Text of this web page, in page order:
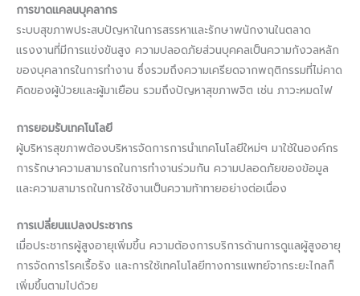
การขาดแคลนบุคลากร
ระบบสุขภาพประสบปัญหาในการสรรหาและรักษาพนักงานในตลาด
แรงงานที่มีการแข่งขันสูง ความปลอดภัยส่วนบุคคลเป็นความกังวลหลัก
ของบุคลากรในการทำงาน ซึ่งรวมถึงความเครียดจากพฤติกรรมที่ไม่คาด
คิดของผู้ป่วยและผู้มาเยือน รวมถึงปัญหาสุขภาพจิต เช่น ภาวะหมดไฟ
การยอมรับเทคโนโลยี
ผู้บริหารสุขภาพต้องบริหารจัดการการนำเทคโนโลยีใหม่ๆ มาใช้ในองค์กร
การรักษาความสามารถในการทำงานร่วมกัน ความปลอดภัยของข้อมูล
และความสามารถในการใช้งานเป็นความท้าทายอย่างต่อเนื่อง
การเปลี่ยนแปลงประชากร
เมื่อประชากรผู้สูงอายุเพิ่มขึ้น ความต้องการบริการด้านการดูแลผู้สูงอายุ
การจัดการโรคเรื้อรัง และการใช้เทคโนโลยีทางการแพทย์จากระยะไกลก็
เพิ่มขึ้นตามไปด้วย